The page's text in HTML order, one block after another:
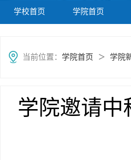
学校首页 学院首页
当前位置： 学院首页 ＞ 学院
学院邀请中